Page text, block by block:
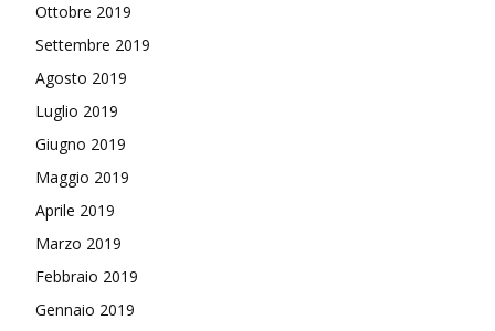
Ottobre 2019
Settembre 2019
Agosto 2019
Luglio 2019
Giugno 2019
Maggio 2019
Aprile 2019
Marzo 2019
Febbraio 2019
Gennaio 2019